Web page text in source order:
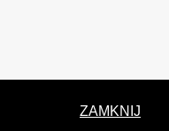
ZAMKNIJ